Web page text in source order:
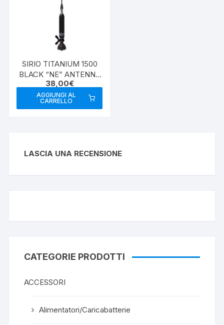
SIRIO TITANIUM 1500
BLACK “NE” ANTENNA
VEICOLARE CB
38,00€
AGGIUNGI AL
CARRELLO
LASCIA UNA RECENSIONE
CATEGORIE PRODOTTI
ACCESSORI
Alimentatori/Caricabatterie